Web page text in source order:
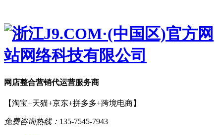
网店整合营销代运营服务商
【淘宝+天猫+京东+拼多多+跨境电商】
免费咨询热线： 135-7545-7943